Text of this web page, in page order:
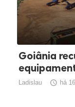
Goiânia
Ladislau  há